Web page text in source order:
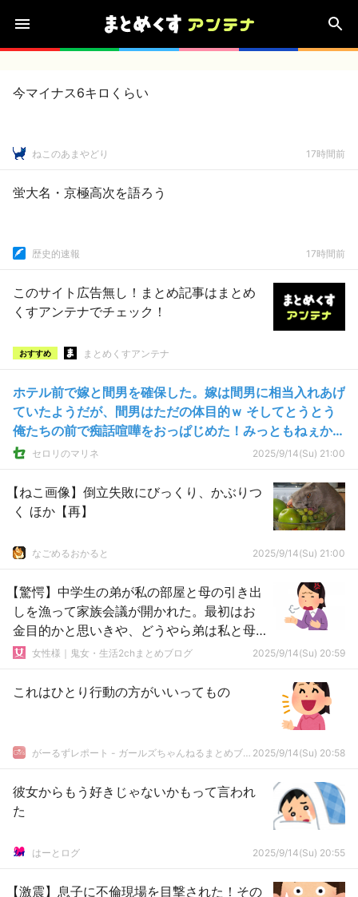
今マイナス6キロくらい
ねこのあまやどり 17時間前
蛍大名・京極高次を語ろう
歴史的速報 17時間前
このサイト広告無し！まとめ記事はまとめ
くすアンテナでチェック！
おすすめ まとめくすアンテナ
ホテル前で嫁と間男を確保した。嫁は間男に相当入れあげ
ていたようだが、間男はただの体目的ｗ そしてとうとう
俺たちの前で痴話喧嘩をおっぱじめた！みっともねぇから
止めれｗ
セロリのマリネ 2025/9/14(Su) 21:00
【ねこ画像】倒立失敗にびっくり、かぶりつ
く ほか【再】
なごめるおかると 2025/9/14(Su) 21:00
【驚愕】中学生の弟が私の部屋と母の引き出
しを漁って家族会議が開かれた。最初はお
金目的かと思いきや、どうやら弟は私と母
の生理用品を探していたらしい…
女性様｜鬼女・生活2chまとめブログ 2025/9/14(Su) 20:59
これはひとり行動の方がいいってもの
がーるずレポート - ガールズちゃんねるまとめブログ 2025/9/14(Su) 20:58
彼女からもう好きじゃないかもって言われ
た
はーとログ 2025/9/14(Su) 20:55
【激震】息子に不倫現場を目撃された！その